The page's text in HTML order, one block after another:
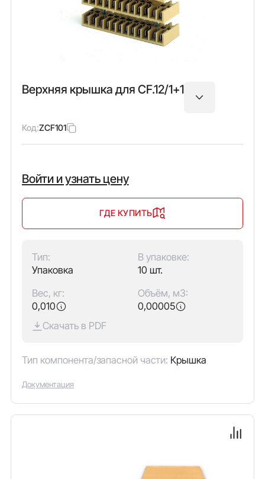
Верхняя крышка для CF.12/1+1
Код:ZCF101
Войти и узнать цену
ГДЕ КУПИТЬ
Тип:
Упаковка
В упаковке:
10 шт.
Вес, кг:
0,010
Объём, м3:
0,00005
Скачать в PDF
Тип компонента/запасной части: Крышка
Документация